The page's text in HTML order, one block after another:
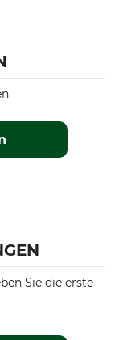
Sie die erste